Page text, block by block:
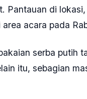
Pantauan di
acara pada
serba putih
itu, sebagian